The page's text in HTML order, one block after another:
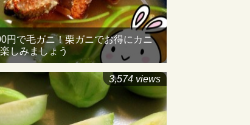
円で毛ガニ！栗ガニでお得にカニ
しみましょう
3,574 views